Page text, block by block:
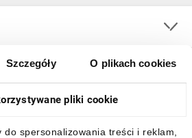
Szczegóły O plikach cookies
pliki cookie
do spersonalizowania treści i reklam,